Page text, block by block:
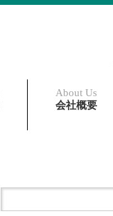
About Us
会社概要